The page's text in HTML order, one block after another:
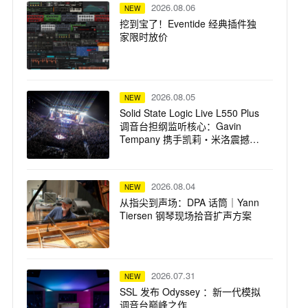
NEW 2026.08.06
挖到宝了！Eventide 经典插件独
家限时放价
NEW 2026.08.05
Solid State Logic Live L550 Plus
调音台担纲监听核心：Gavin
Tempany 携手凯莉・米洛震撼巡
NEW 2026.08.04
从指尖到声场：DPA 话筒｜Yann
Tiersen 钢琴现场拾音扩声方案
NEW 2026.07.31
SSL 发布 Odyssey ：新一代模拟
调音台巅峰之作